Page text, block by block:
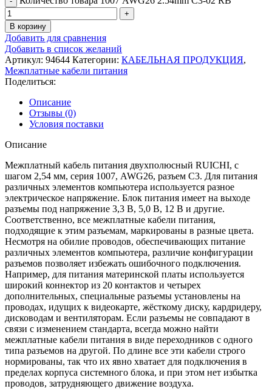
В корзину
Добавить для сравнения
Добавить в список желаний
Артикул: 94644 Категории: КАБЕЛЬНАЯ ПРОДУКЦИЯ,
Межплатные кабели питания
Поделиться:
Описание
Отзывы (0)
Условия поставки
Описание
Межплатный кабель питания двухполюсный RUICHI, с
шагом 2,54 мм, серия 1007, AWG26, разъем C3. Для питания
различных элементов компьютера используется разное
электрическое напряжение. Блок питания имеет на выходе
разъемы под напряжение 3,3 В, 5,0 В, 12 В и другие.
Соответственно, все межплатные кабели питания,
подходящие к этим разъемам, маркированы в разные цвета.
Несмотря на обилие проводов, обеспечивающих питание
различных элементов компьютера, различие конфигурации
разъемов позволяет избежать ошибочного подключения.
Например, для питания материнской платы используется
широкий коннектор из 20 контактов и четырех
дополнительных, специальные разъемы установлены на
проводах, идущих к видеокарте, жёсткому диску, кардридеру,
дисководам и вентиляторам. Если разъемы не совпадают в
связи с изменением стандарта, всегда можно найти
межплатные кабели питания в виде переходников с одного
типа разъемов на другой. По длине все эти кабели строго
нормированы, так что их явно хватает для подключения в
пределах корпуса системного блока, и при этом нет избытка
проводов, затрудняющего движение воздуха.